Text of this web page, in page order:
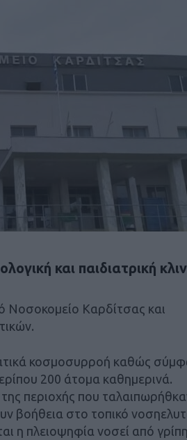
και παιδιατρική
Νοσοκομείο Καρδίτσας και
κοσμοσυρροή καθώς
200 άτομα καθημερινά.
της περιοχής που
βοήθεια στο τοπικό
η πλειοψηφία νοσεί από